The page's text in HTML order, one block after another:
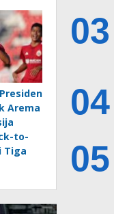
Arema
to-
Tiga